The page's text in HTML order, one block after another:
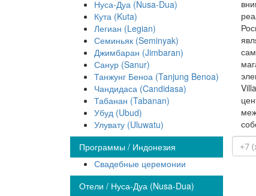
Нуса-Дуа (Nusa-Dua)
Кута (Kuta)
Легиан (Legian)
Семиньяк (Seminyak)
Джимбаран (Jimbaran)
Санур (Sanur)
Танжунг Беноа (Tanjung Benoa)
Чандидаса (Candidasa)
Табанан (Tabanan)
Убуд (Ubud)
Улувату (Uluwatu)
Программы / Индонезия
Свадебные церемонии
Отели / Нуса-Дуа (Nusa-Dua)